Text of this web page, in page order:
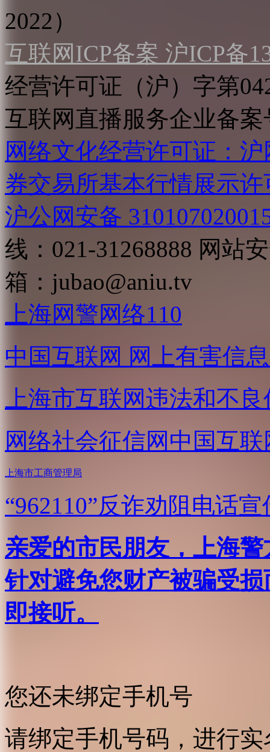
2022）
互联网ICP备案 沪ICP备
经营许可证（沪）字第
互联网直播服务企业备案
网络文化经营许可证：
券交易所基本行情展示许
沪公网安备
线：021-31268888 网站
箱： jubao@aniu.tv
上海网警网络110
中国互联网 网上有害信
上海市互联网违法和不
网络社会征信网 中国互
上海市工商管理局
“962110”反诈劝阻电话宣
亲爱的市民朋友，上海
针对避免您财产被骗受
即接听。
您还未绑定手机号
请绑定手机号码，进行